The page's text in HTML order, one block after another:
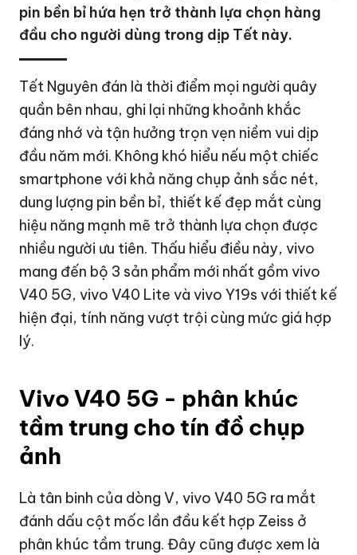
pin bền bỉ hứa hẹn trở thành lựa chọn hàng
đầu cho người dùng trong dịp Tết này.
Tết Nguyên đán là thời điểm mọi người quây
quần bên nhau, ghi lại những khoảnh khắc
đáng nhớ và tận hưởng trọn vẹn niềm vui dịp
đầu năm mới. Không khó hiểu nếu một chiếc
smartphone với khả năng chụp ảnh sắc nét,
dung lượng pin bền bỉ, thiết kế đẹp mắt cùng
hiệu năng mạnh mẽ trở thành lựa chọn được
nhiều người ưu tiên. Thấu hiểu điều này, vivo
mang đến bộ 3 sản phẩm mới nhất gồm vivo
V40 5G, vivo V40 Lite và vivo Y19s với thiết kế
hiện đại, tính năng vượt trội cùng mức giá hợp
lý.
Vivo V40 5G - phân khúc
tầm trung cho tín đồ chụp
ảnh
Là tân binh của dòng V, vivo V40 5G ra mắt
đánh dấu cột mốc lần đầu kết hợp Zeiss ở
phân khúc tầm trung. Đây cũng được xem là